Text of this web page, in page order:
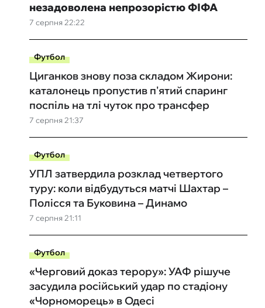
7 серпня 22:22
незадоволена непрозорістю ФІФА
Футбол
7 серпня 21:37
Циганков знову поза складом Жирони:
каталонець пропустив п'ятий спаринг
поспіль на тлі чуток про трансфер
Футбол
7 серпня 21:11
УПЛ затвердила розклад четвертого
туру: коли відбудуться матчі Шахтар –
Полісся та Буковина – Динамо
Футбол
«Черговий доказ терору»: УАФ рішуче
засудила російський удар по стадіону
«Чорноморець» в Одесі